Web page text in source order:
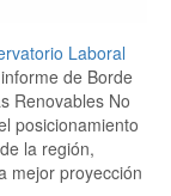
Laboral
de Borde
Renovables No
posicionamiento
la región,
mejor proyección